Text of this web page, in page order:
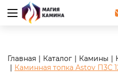
<meta name="robots"
Главная Каталог Камины
Каминная топка Astov П3С